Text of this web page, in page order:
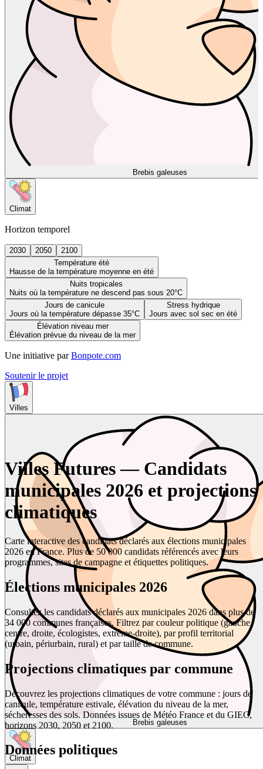
Brebis galeuses
Climat
Horizon temporel
2030 2050
2100
Température été
Hausse de la température moyenne en été
Nuits tropicales
Nuits où la température ne descend pas sous 20°C
Jours de canicule
Jours où la température dépasse 35°C
Stress hydrique
Jours avec sol sec en été
Élévation niveau mer
Élévation prévue du niveau de la mer
Une initiative par Bonpote.com
Soutenir le projet
Villes
Brebis galeuses
Climat
Villes Futures — Candidats
municipales 2026 et projections
climatiques
Carte interactive des candidats déclarés aux élections municipales
2026 en France. Plus de 50 000 candidats référencés avec leurs
programmes, sites de campagne et étiquettes politiques.
Élections municipales 2026
Consultez les candidats déclarés aux municipales 2026 dans plus de
34 000 communes françaises. Filtrez par couleur politique (gauche,
centre, droite, écologistes, extrême-droite), par profil territorial
(urbain, périurbain, rural) et par taille de commune.
Projections climatiques par commune
Découvrez les projections climatiques de votre commune : jours de
canicule, température estivale, élévation du niveau de la mer,
sécheresses des sols. Données issues de Météo France et du GIEC,
horizons 2030, 2050 et 2100.
Données politiques